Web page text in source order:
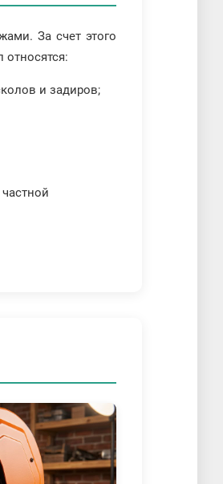
За счет этого
и задиров;